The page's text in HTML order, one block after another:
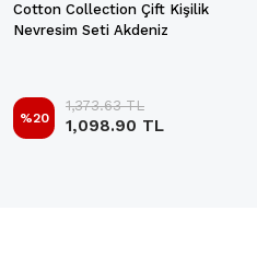
Cotton Collection Çift Kişilik
Nevresim Seti Akdeniz
%20
1,373.63 TL
1,098.90 TL